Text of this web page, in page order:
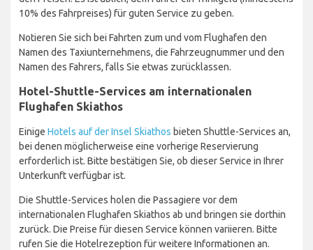
10% des Fahrpreises) für guten Service zu geben.
Notieren Sie sich bei Fahrten zum und vom Flughafen den
Namen des Taxiunternehmens, die Fahrzeugnummer und den
Namen des Fahrers, falls Sie etwas zurücklassen.
Hotel-Shuttle-Services am internationalen
Flughafen Skiathos
Einige Hotels auf der Insel Skiathos bieten Shuttle-Services an,
bei denen möglicherweise eine vorherige Reservierung
erforderlich ist. Bitte bestätigen Sie, ob dieser Service in Ihrer
Unterkunft verfügbar ist.
Die Shuttle-Services holen die Passagiere vor dem
internationalen Flughafen Skiathos ab und bringen sie dorthin
zurück. Die Preise für diesen Service können variieren. Bitte
rufen Sie die Hotelrezeption für weitere Informationen an.